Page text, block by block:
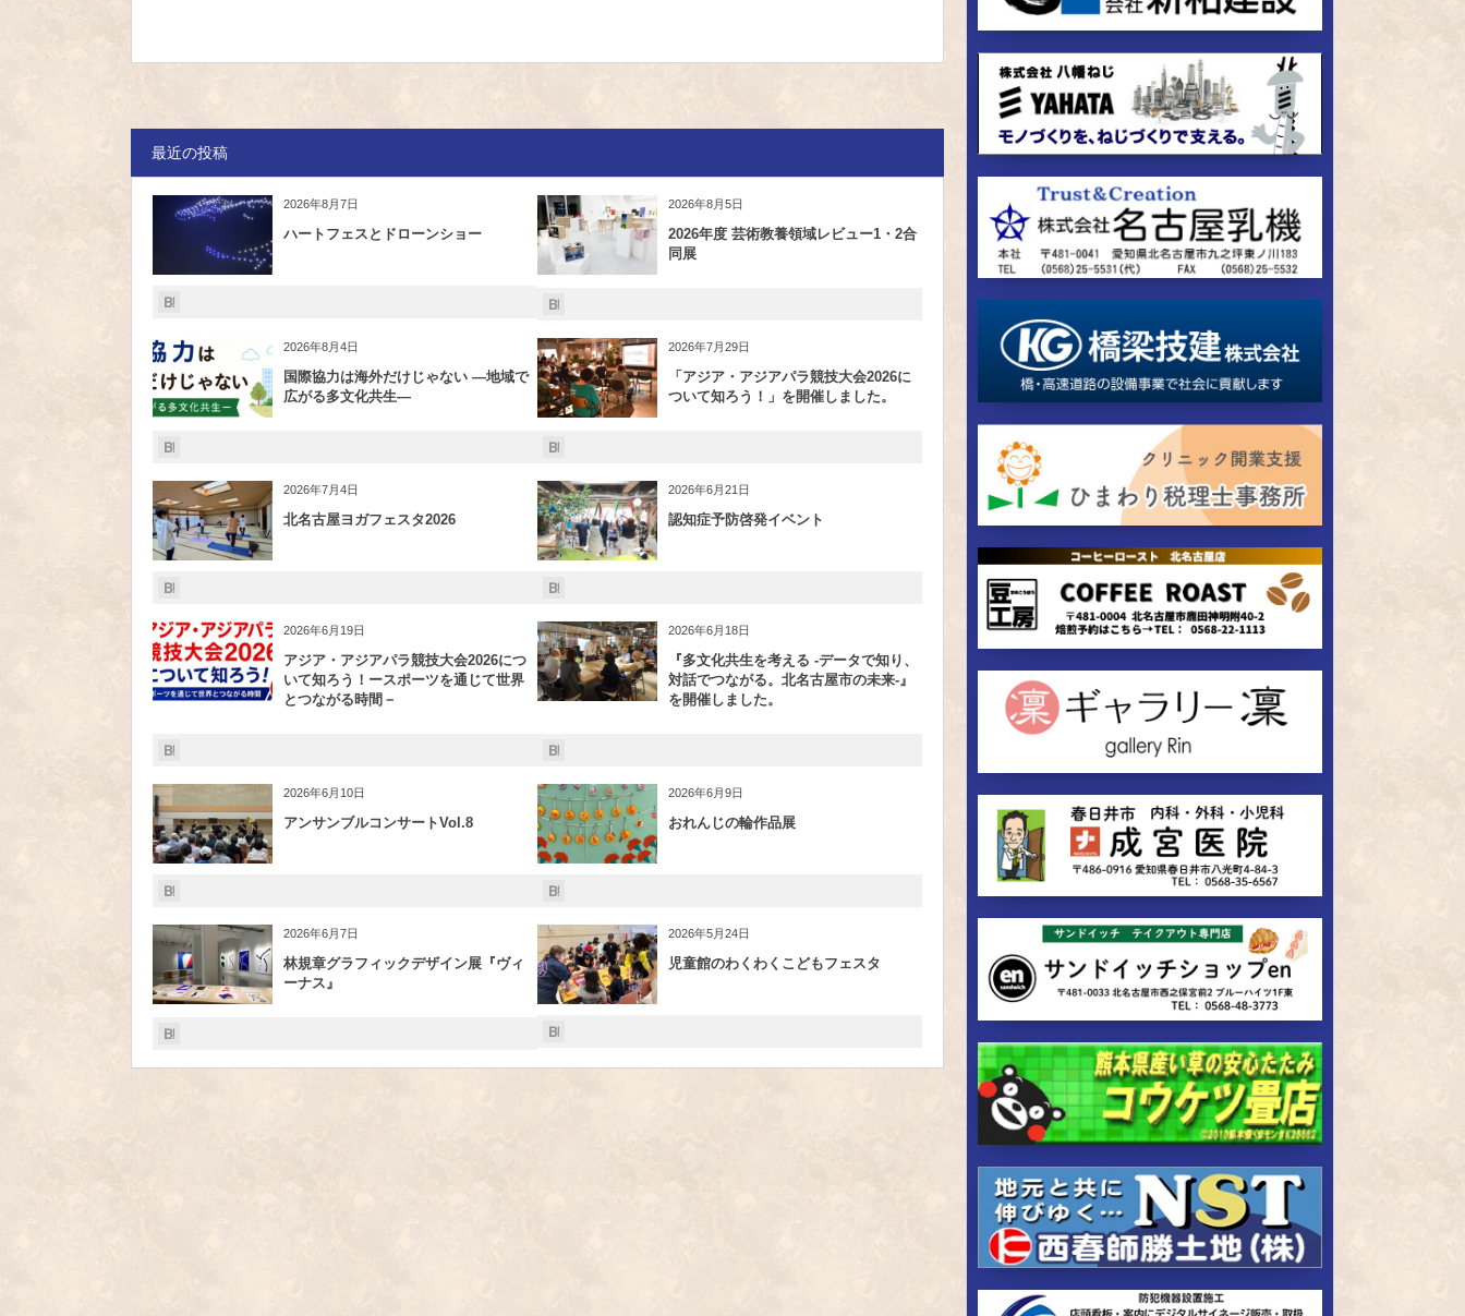
最近の投稿
2026年8月7日
ハートフェスとドローンショー
2026年8月5日
2026年度 芸術教養領域レビュー1・2合
同展
2026年8月4日
国際協力は海外だけじゃない ―地域で
広がる多文化共生―
2026年7月29日
「アジア・アジアパラ競技大会2026に
ついて知ろう！」を開催しました。
2026年7月4日
北名古屋ヨガフェスタ2026
2026年6月21日
認知症予防啓発イベント
2026年6月19日
アジア・アジアパラ競技大会2026につ
いて知ろう！ースポーツを通じて世界
とつながる時間－
2026年6月18日
『多文化共生を考える -データで知り、
対話でつながる。北名古屋市の未来-』
を開催しました。
2026年6月10日
アンサンブルコンサートVol.8
2026年6月9日
おれんじの輪作品展
2026年6月7日
林規章グラフィックデザイン展『ヴィ
ーナス』
2026年5月24日
児童館のわくわくこどもフェスタ